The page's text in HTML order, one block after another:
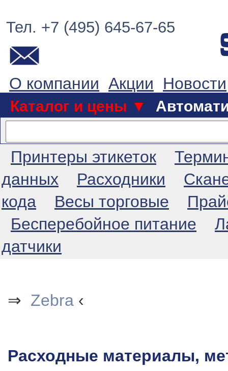
Тел. +7 (495) 645-67-65
О компании Акции Новости
Каталог и цены ▼
Принтеры этикеток
данных
Расходники
кода
Весы торговые
Бесперебойное питание
датчики
⇒ Zebra ‹
Расходные материалы,